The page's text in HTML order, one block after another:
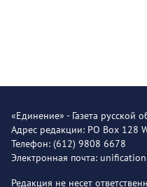
«Единение» - Газета русской
Адрес редакции: PO Box 128
Телефон: (612) 9808 6678
Электронная почта:
Редакция не несет